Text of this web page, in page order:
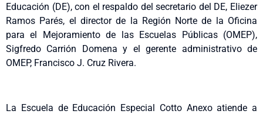
Educación (DE), con el respaldo del secretario del DE, Eliezer
Ramos Parés, el director de la Región Norte de la Oficina
para el Mejoramiento de las Escuelas Públicas (OMEP),
Sigfredo Carrión Domena y el gerente administrativo de
OMEP, Francisco J. Cruz Rivera.
La Escuela de Educación Especial Cotto Anexo atiende a